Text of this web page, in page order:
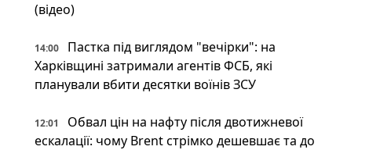
(відео)
14:00
Пастка під виглядом "вечірки": на
Харківщині затримали агентів ФСБ, які
планували вбити десятки воїнів ЗСУ
12:01
Обвал цін на нафту після двотижневої
ескалації: чому Brent стрімко дешевшає та до